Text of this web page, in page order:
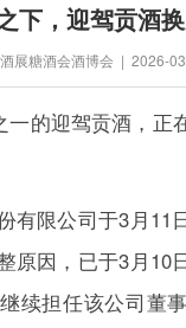
下，迎驾贡酒
展糖酒会酒博会 | 2026-
一的迎驾贡酒，正
有限公司于3月11
原因，已于3月10
续担任该公司董